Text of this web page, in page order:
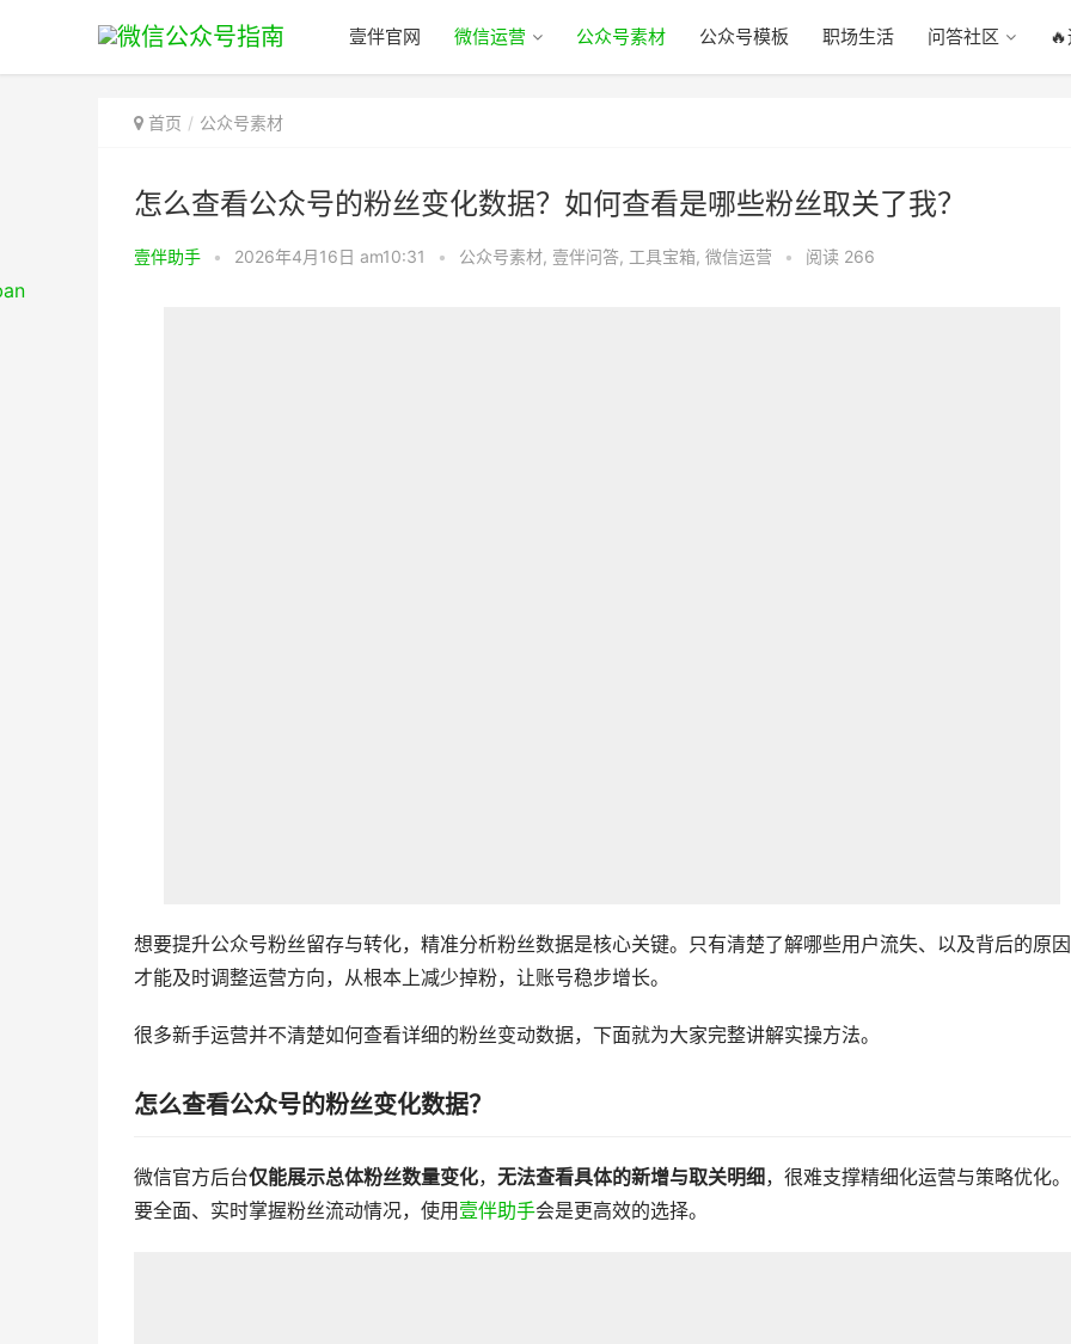
壹伴官网 微信运营 公众号素材 公众号模板 职场生活 问答社区
首页 公众号素材
怎么查看公众号的粉丝变化数据？如何查看是哪些粉丝取关了我？
壹伴助手 • 2026年4月16日 am10:31 • 公众号素材, 壹伴问答, 工具宝箱, 微信运营 • 阅读 266
想要提升公众号粉丝留存与转化，精准分析粉丝数据是核心关键。只有清楚了解哪些用户流失、以及背后的原
才能及时调整运营方向，从根本上减少掉粉，让账号稳步增长。
很多新手运营并不清楚如何查看详细的粉丝变动数据，下面就为大家完整讲解实操方法。
怎么查看公众号的粉丝变化数据？
微信官方后台仅能展示总体粉丝数量变化， 无法查看具体的新增与取关明细 ，很难支撑精细化运营与策略优化
要全面、实时掌握粉丝流动情况，使用 壹伴助手会是更高效的选择。